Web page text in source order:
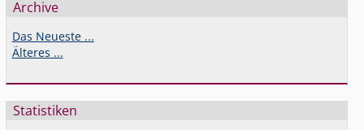
Archive
Das Neueste ...
Älteres ...
Statistiken